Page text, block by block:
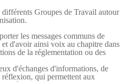
Groupes de Travail autour
les messages communs de
et d'avoir ainsi voix au chapitre dans
de la réglementation ou des
d'échanges d'informations, de
réflexion, qui permettent aux